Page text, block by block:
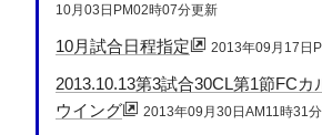
10月03日PM02時07分更新
10月試合日程指定 2013年09月17日
2013.10.13第3試合30CL第1節FC
ウイング
2013年09月30日AM11時31